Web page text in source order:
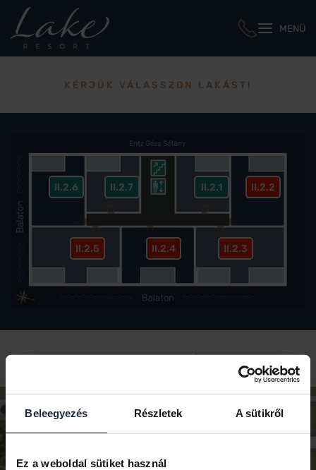
Beleegyezés Részletek A sütikről
Ez a weboldal sütiket használ
MENÜ
KÉRJÜK VÁLASSZON LAKÁST!
II.2.1 II.2.2
II.2.3
II.2.4
II.2.5
II.2.6 II.2.7
TELEKKIOSZTÁS